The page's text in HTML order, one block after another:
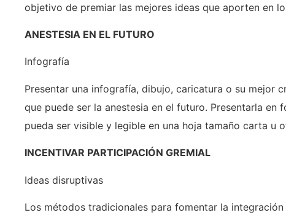
objetivo de premiar las mejores ideas que aporten en
ANESTESIA EN EL FUTURO
Infografía
Presentar una infografía, dibujo, caricatura o su mejor
que puede ser la anestesia en el futuro. Presentarla
pueda ser visible y legible en una hoja tamaño carta u
INCENTIVAR PARTICIPACIÓN GREMIAL
Ideas disruptivas
Los métodos tradicionales para fomentar la